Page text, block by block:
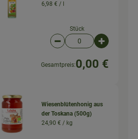
6,98 € /
Stück
Artikelanzahl
Gesamtpreis:0,00 €
Wiesenblütenhonig aus
der Toskana (500g)
24,90 € / kg